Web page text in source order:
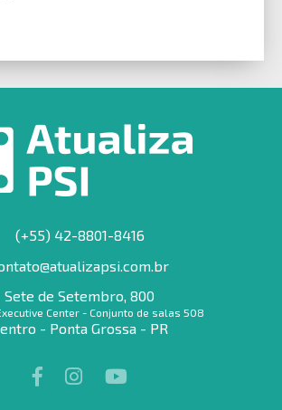
(+55) 42-8801-8416
Sete de Setembro, 800
Center - Conjunto de salas 508
- Ponta Grossa - PR